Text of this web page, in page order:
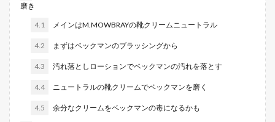
磨き
4.1 メインはM.MOWBRAYの靴クリームニュートラル
4.2 まずはベックマンのブラッシングから
4.3 汚れ落としローションでベックマンの汚れを落とす
4.4 ニュートラルの靴クリームでベックマンを磨く
4.5 余分なクリームをベックマンの毒になるかも